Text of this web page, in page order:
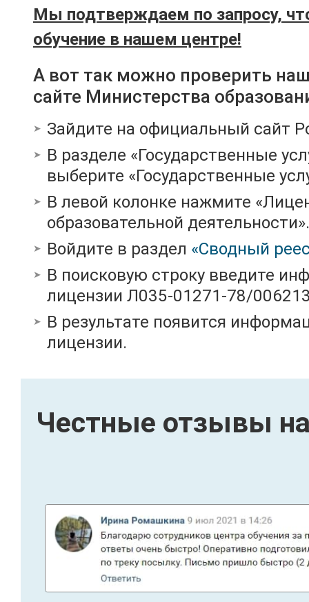
Мы подтверждаем по запросу,
обучение в нашем центре!
А вот так можно проверить
сайте Министерства
Зайдите на официальный сайт
В разделе «Государственные
выберите «Государственные
В левой колонке нажмите
образовательной деятельности».
Войдите в раздел «Сводный
В поисковую строку введите
лицензии Л035-01271-78/
В результате появится
лицензии.
Честные отзывы